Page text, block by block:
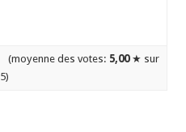
(moyenne des votes: 5,00★ sur
5)